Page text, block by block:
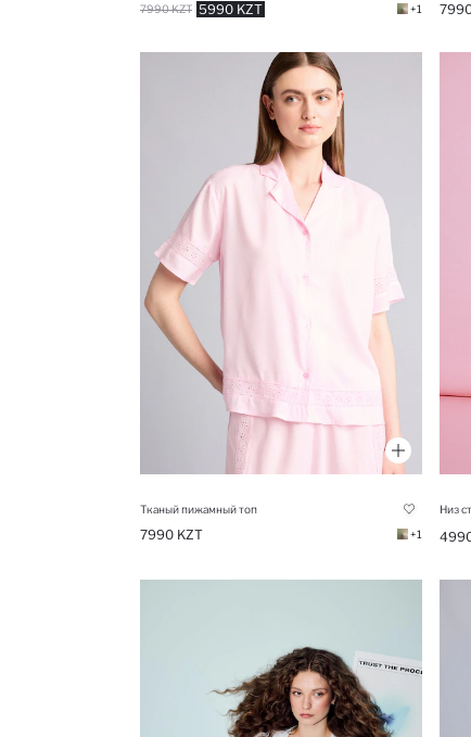
5990 KZT
7990 KZT +1
Тканый пижамный топ
7990 KZT +1
Низ